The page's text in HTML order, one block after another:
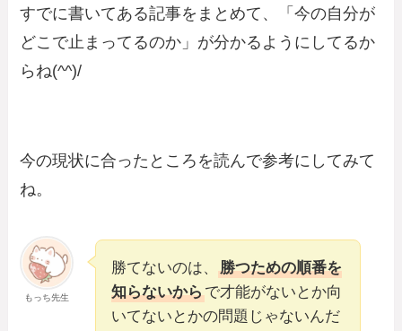
すでに書いてある記事をまとめて、「今の自分が
どこで止まってるのか」が分かるようにしてるか
らね(^^)/
今の現状に合ったところを読んで参考にしてみて
ね。
もっち先生
勝てないのは、勝つための順番を
知らないからで才能がないとか向
いてないとかの問題じゃないんだ